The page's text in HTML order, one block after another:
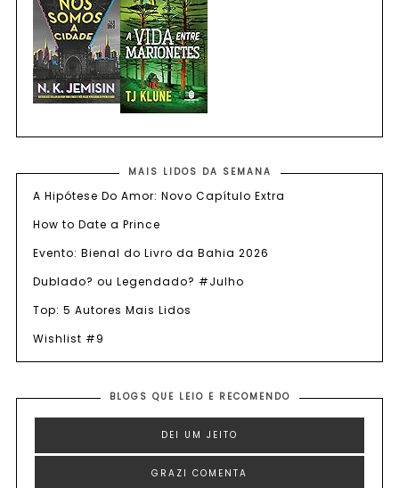
MAIS LIDOS DA SEMANA
A Hipótese Do Amor: Novo Capítulo Extra
How to Date a Prince
Evento: Bienal do Livro da Bahia 2026
Dublado? ou Legendado? #Julho
Top: 5 Autores Mais Lidos
Wishlist #9
BLOGS QUE LEIO E RECOMENDO
DEI UM JEITO
GRAZI COMENTA